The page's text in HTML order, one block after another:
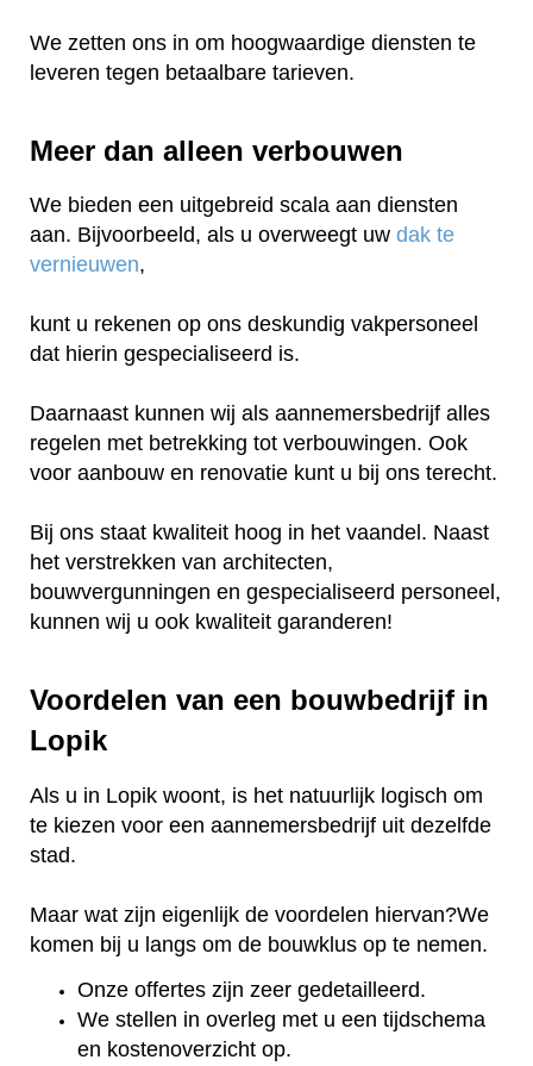
We zetten ons in om hoogwaardige diensten te
leveren tegen betaalbare tarieven.
Meer dan alleen verbouwen
We bieden een uitgebreid scala aan diensten
aan. Bijvoorbeeld, als u overweegt uw dak te
vernieuwen,
kunt u rekenen op ons deskundig vakpersoneel
dat hierin gespecialiseerd is.
Daarnaast kunnen wij als aannemersbedrijf alles
regelen met betrekking tot verbouwingen. Ook
voor aanbouw en renovatie kunt u bij ons terecht.
Bij ons staat kwaliteit hoog in het vaandel. Naast
het verstrekken van architecten,
bouwvergunningen en gespecialiseerd personeel,
kunnen wij u ook kwaliteit garanderen!
Voordelen van een bouwbedrijf in
Lopik
Als u in Lopik woont, is het natuurlijk logisch om
te kiezen voor een aannemersbedrijf uit dezelfde
stad.
Maar wat zijn eigenlijk de voordelen hiervan?We
komen bij u langs om de bouwklus op te nemen.
Onze offertes zijn zeer gedetailleerd.
We stellen in overleg met u een tijdschema
en kostenoverzicht op.